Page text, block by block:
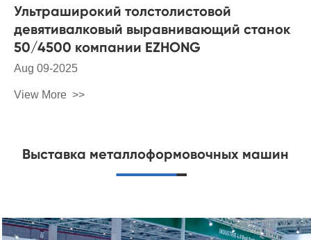
Ультраширокий толстолистовой
девятивалковый выравнивающий станок
50/4500 компании EZHONG
Aug 09-2025
View More
Выставка металлоформовочных машин